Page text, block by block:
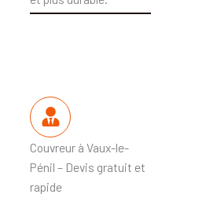
Couvreur à Vaux-le-
Pénil – Devis gratuit et
rapide